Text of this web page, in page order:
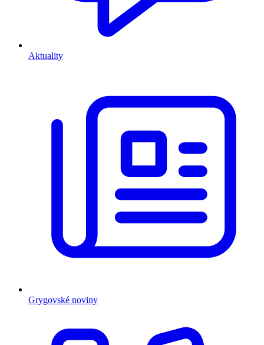
Aktuality
Grygovské noviny